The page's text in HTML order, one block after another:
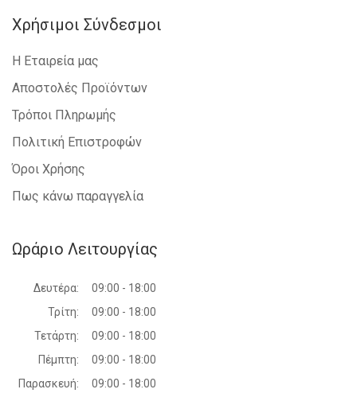
Χρήσιμοι Σύνδεσμοι
Η Εταιρεία μας
Αποστολές Προϊόντων
Τρόποι Πληρωμής
Πολιτική Επιστροφών
Όροι Χρήσης
Πως κάνω παραγγελία
Ωράριο Λειτουργίας
Δευτέρα:
09:00 - 18:00
Τρίτη:
09:00 - 18:00
Τετάρτη:
09:00 - 18:00
Πέμπτη:
09:00 - 18:00
Παρασκευή:
09:00 - 18:00